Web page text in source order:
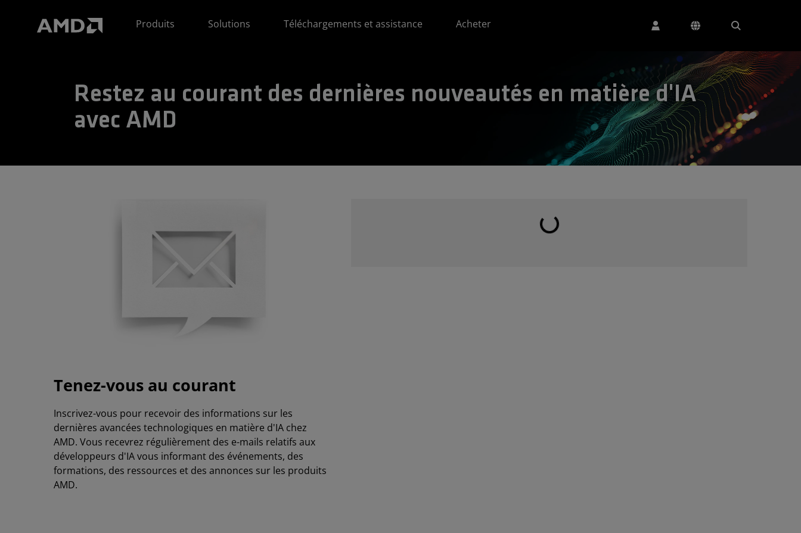
Produits
Solutions Téléchargements et assistance Acheter
Restez au courant des dernières nouveautés en matière d'IA
avec AMD
Tenez-vous au courant
Inscrivez-vous pour recevoir des informations sur les
dernières avancées technologiques en matière d'IA chez
AMD. Vous recevrez régulièrement des e-mails relatifs aux
développeurs d'IA vous informant des événements, des
formations, des ressources et des annonces sur les produits
AMD.